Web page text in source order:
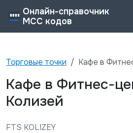
Онлайн-справочник
MCC кодов
Торговые точки Кафе в
Кафе в Фитнес-
Колизей
FTS KOLIZEY